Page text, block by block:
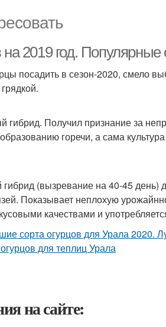
2019 год. Популярные
посадить в сезон-2020, смело
Получил признание за
горечи, а сама
(вызревание на 40-45 день)
Показывает неплохую
качествами и
на сайте: